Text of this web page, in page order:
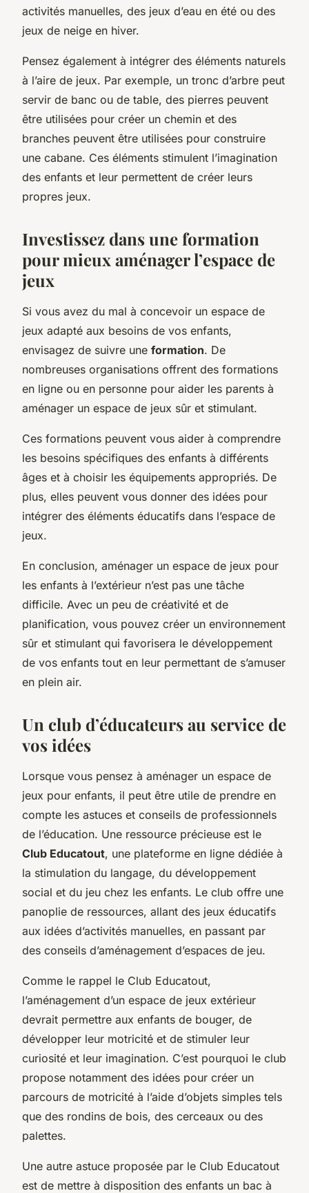
activités manuelles, des jeux d’eau en été ou des
jeux de neige en hiver.
Pensez également à intégrer des éléments naturels
à l’aire de jeux. Par exemple, un tronc d’arbre peut
servir de banc ou de table, des pierres peuvent
être utilisées pour créer un chemin et des
branches peuvent être utilisées pour construire
une cabane. Ces éléments stimulent l’imagination
des enfants et leur permettent de créer leurs
propres jeux.
Investissez dans une formation
pour mieux aménager l’espace de
jeux
Si vous avez du mal à concevoir un espace de
jeux adapté aux besoins de vos enfants,
envisagez de suivre une formation. De
nombreuses organisations offrent des formations
en ligne ou en personne pour aider les parents à
aménager un espace de jeux sûr et stimulant.
Ces formations peuvent vous aider à comprendre
les besoins spécifiques des enfants à différents
âges et à choisir les équipements appropriés. De
plus, elles peuvent vous donner des idées pour
intégrer des éléments éducatifs dans l’espace de
jeux.
En conclusion, aménager un espace de jeux pour
les enfants à l’extérieur n’est pas une tâche
difficile. Avec un peu de créativité et de
planification, vous pouvez créer un environnement
sûr et stimulant qui favorisera le développement
de vos enfants tout en leur permettant de s’amuser
en plein air.
Un club d’éducateurs au service de
vos idées
Lorsque vous pensez à aménager un espace de
jeux pour enfants, il peut être utile de prendre en
compte les astuces et conseils de professionnels
de l’éducation. Une ressource précieuse est le
Club Educatout, une plateforme en ligne dédiée à
la stimulation du langage, du développement
social et du jeu chez les enfants. Le club offre une
panoplie de ressources, allant des jeux éducatifs
aux idées d’activités manuelles, en passant par
des conseils d’aménagement d’espaces de jeu.
Comme le rappel le Club Educatout,
l’aménagement d’un espace de jeux extérieur
devrait permettre aux enfants de bouger, de
développer leur motricité et de stimuler leur
curiosité et leur imagination. C’est pourquoi le club
propose notamment des idées pour créer un
parcours de motricité à l’aide d’objets simples tels
que des rondins de bois, des cerceaux ou des
palettes.
Une autre astuce proposée par le Club Educatout
est de mettre à disposition des enfants un bac à